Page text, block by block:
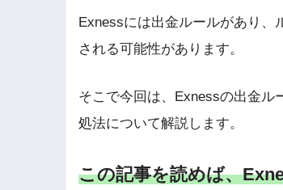
Exnessには出金ルールがあり
される可能性があります。
そこで今回は、Exnessの出金ル
処法について解説します。
この記事を読めば、